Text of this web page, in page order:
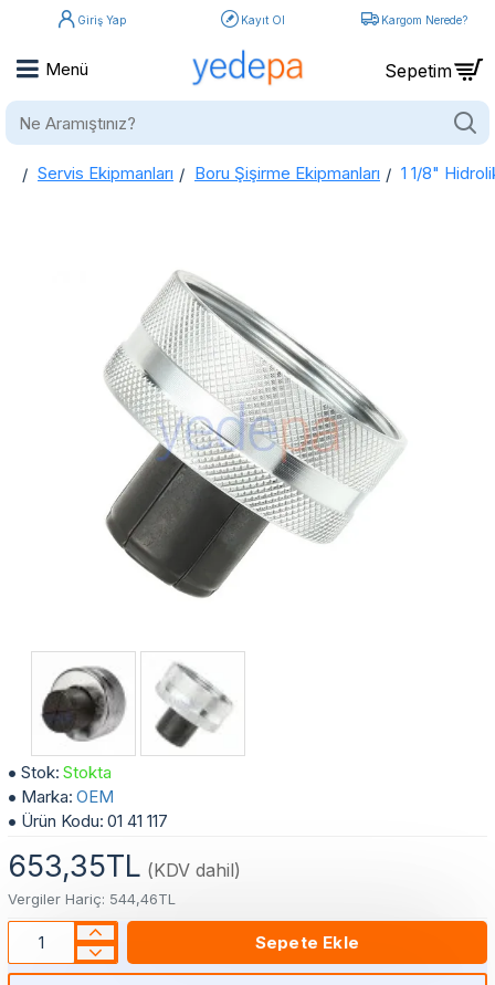
Giriş Yap Kayıt Ol Kargom Nerede?
Ne
home
Servis Ekipmanları Boru Şişirme Ekipmanları 1 1/8"
Stok: Stokta
Marka: OEM
Ürün Kodu: 01 41 117
653,35TL (KDV dahil)
Vergiler Hariç: 544,46TL
Sepete Ekle